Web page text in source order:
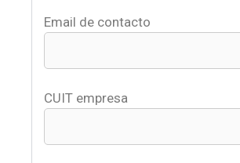
Email de contacto
CUIT empresa